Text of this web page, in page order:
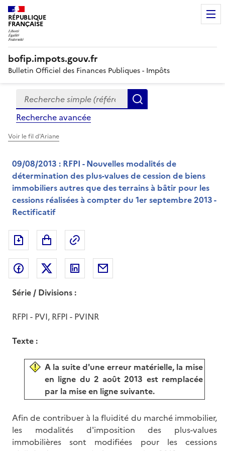
RÉPUBLIQUE
FRANÇAISE
bofip.impots.gouv.fr
Bulletin Officiel des Finances Publiques - Impôts
Formulaire
de
recherche
Recherche simple (références, mots clés, partie du
Recherche avancée
Voir le fil d'Ariane
09/08/2013 : RFPI - Nouvelles modalités de
détermination des plus-values de cession de biens
immobiliers autres que des terrains à bâtir pour les
cessions réalisées à compter du 1er septembre 2013 -
Rectificatif
Exporter le document au format pdf
Partager sur Facebook
Partager sur Twitter
Partager sur LinkedIn
Série / Divisions :
RFPI - PVI, RFPI - PVINR
Texte :
A la suite d'une erreur matérielle, la mise
en ligne du 2 août 2013 est remplacée
par la mise en ligne suivante.
Afin de contribuer à la fluidité du marché immobilier,
les modalités d'imposition des plus-values
immobilières sont modifiées pour les cessions